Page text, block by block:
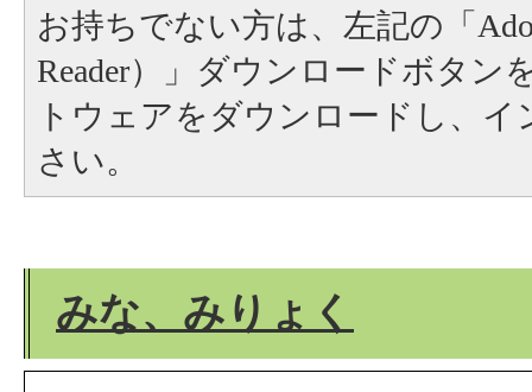
お持ちでない方は、左記の「
Reader）」ダウンロードボタン
トウェアをダウンロードし、
さい。
みな、みりょく